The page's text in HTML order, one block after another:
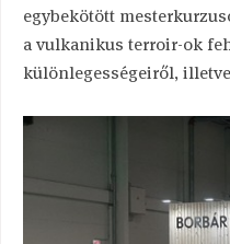
egybekötött
a vulkanikus terroir-ok
különlegességeiről,